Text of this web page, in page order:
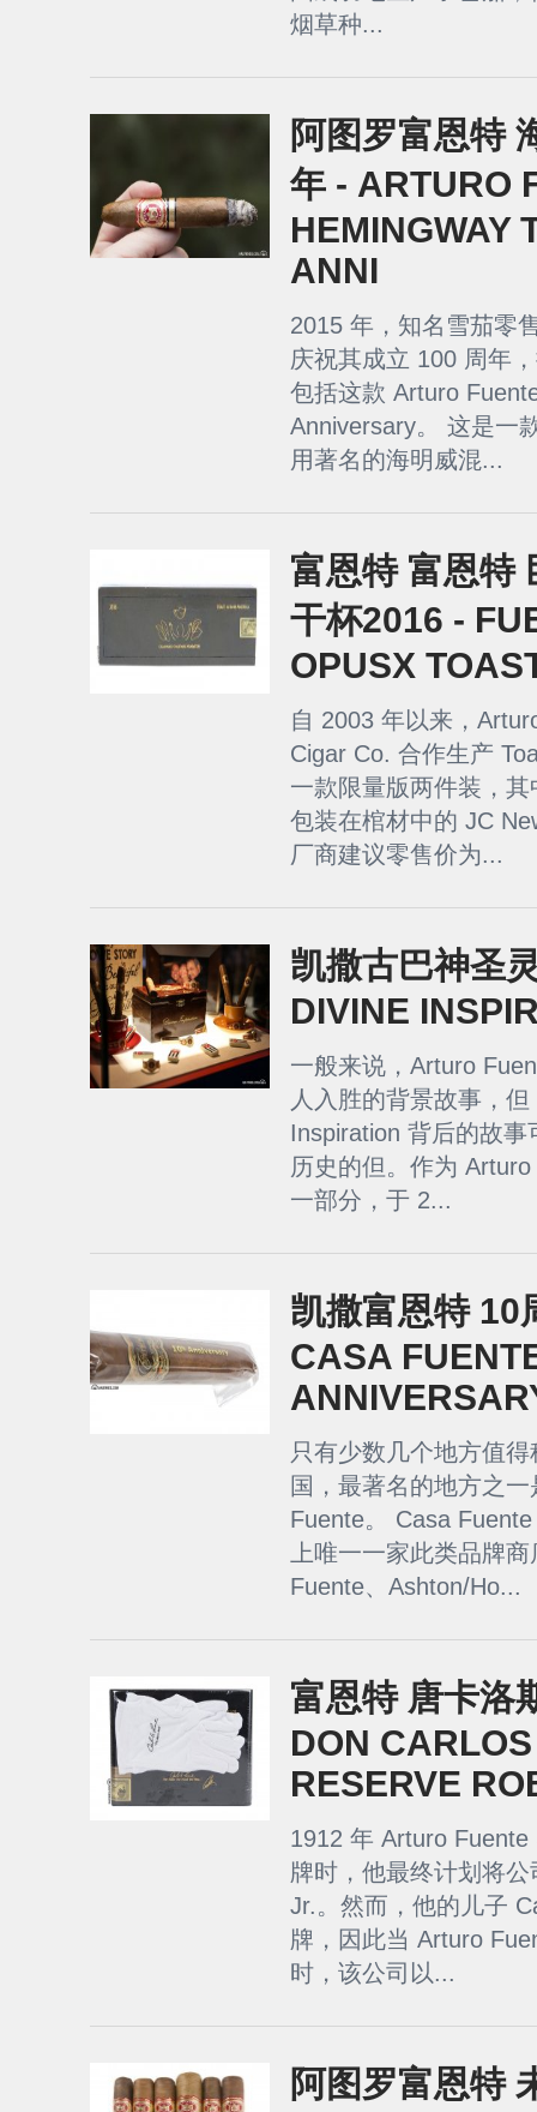
烟草种...
阿图罗富恩特
年 - ARTURO
HEMINGWAY
ANNI
2015 年，知名雪茄零
庆祝其成立 100 周年
包括这款 Arturo
Anniversary。 这是一
用著名的海明威混...
富恩特 富恩特
干杯2016 -
OPUSX
自 2003 年以来，
Cigar Co. 合作生产
一款限量版两件装，
包装在棺材中的 JC
厂商建议零售价为...
凯撒古巴神圣
DIVINE
一般来说，Arturo
人入胜的背景故事，
Inspiration 背后的故
历史的但。作为
一部分，于 2...
凯撒富恩特 10
CASA
只有少数几个地方值
国，最著名的地方之
Fuente。 Casa
上唯一一家此类品牌
Fuente、Ashton/Ho...
富恩特 唐卡洛
DON
RESERVE
1912 年 Arturo
牌时，他最终计划将
Jr.。然而，他的儿子
牌，因此当 Arturo
时，该公司以...
阿图罗富恩特